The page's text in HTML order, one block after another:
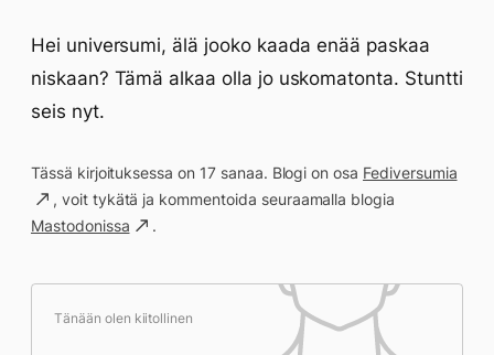
Hei universumi, älä jooko kaada enää paskaa
niskaan? Tämä alkaa olla jo uskomatonta. Stuntti
seis nyt.
Tässä kirjoituksessa on 17 sanaa. Blogi on osa Fediversumia
, voit tykätä ja kommentoida seuraamalla blogia
Mastodonissa
.
Tänään olen kiitollinen